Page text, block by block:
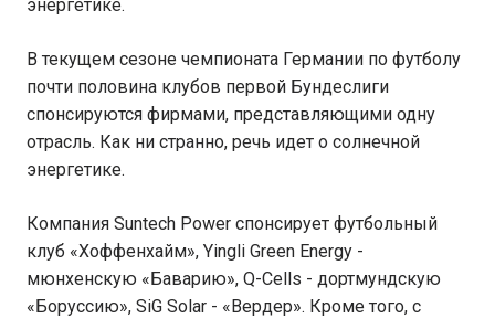
энергетике.
В текущем сезоне чемпионата Германии по футболу
почти половина клубов первой Бундеслиги
спонсируются фирмами, представляющими одну
отрасль. Как ни странно, речь идет о солнечной
энергетике.
Компания Suntech Power спонсирует футбольный
клуб «Хоффенхайм», Yingli Green Energy -
мюнхенскую «Баварию», Q-Cells - дортмундскую
«Боруссию», SiG Solar - «Вердер». Кроме того, с